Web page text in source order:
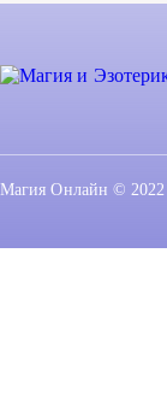
Магия Онлайн © 2022